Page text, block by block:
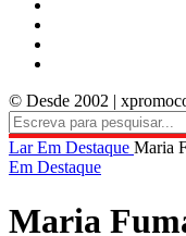
© Desde 2002 |
LarEm Destaque Maria
Em Destaque
Maria